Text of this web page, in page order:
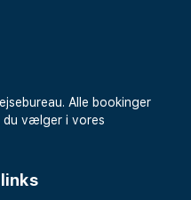
Alle bookinger
du vælger i vores